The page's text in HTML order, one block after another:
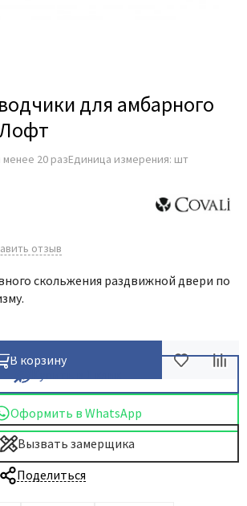
для амбарного
менее 20 разЕдиница измерения: шт
отзыв
скольжения раздвижной двери по
В корзину
Оформить в WhatsApp
Вызвать замерщика
Поделиться